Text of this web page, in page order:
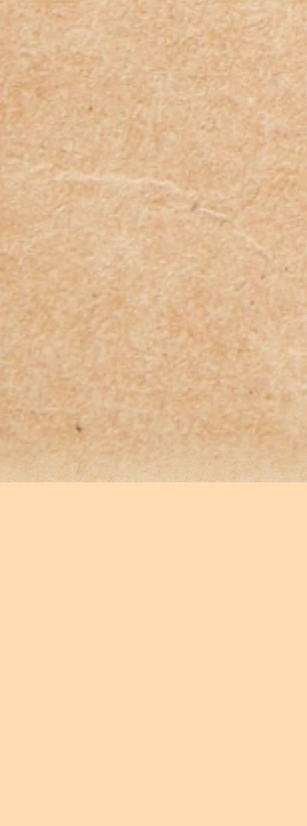
・ユニークな実験形式に加え、オンラインミ
ートアップ、BBQイベント、富士山登頂など
多彩なイベントが、既存の枠にとらわれない
「服を大切に着続ける文化」の啓発に効果的
でした。
・プロジェクトを通じて形成されたコミュニ
ティは、環境問題に対する意識向上のみなら
ず、参加者同士の知見交換の場としても大き
な意義がありました。
■ プロジェクト運営上の難しさ
・参加者募集段階でも「洗わない＝不潔」とい
う固定観念を打破することが大きな課題と
なりました。多くの方から懐疑的な意見が寄